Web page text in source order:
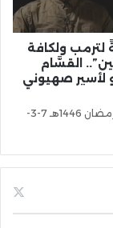
لترمب ولكافة
القسَّام
لأسير صهيوني
الجمعة 7 رمضان 1446هـ 7-3-